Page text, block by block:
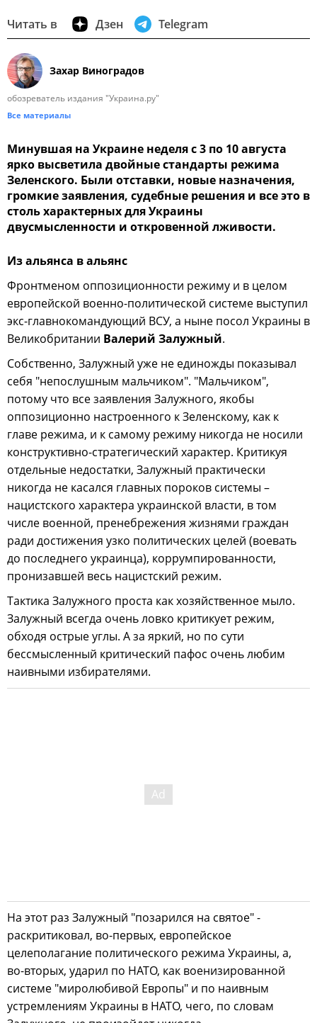
Читать в Дзен Telegram
Захар Виноградов
обозреватель издания "Украина.ру"
Все материалы
Минувшая на Украине неделя с 3 по 10 августа
ярко высветила двойные стандарты режима
Зеленского. Были отставки, новые назначения,
громкие заявления, судебные решения и все это в
столь характерных для Украины
двусмысленности и откровенной лживости.
Из альянса в альянс
Фронтменом оппозиционности режиму и в целом
европейской военно-политической системе выступил
экс-главнокомандующий ВСУ, а ныне посол Украины в
Великобритании Валерий Залужный.
Собственно, Залужный уже не единожды показывал
себя "непослушным мальчиком". "Мальчиком",
потому что все заявления Залужного, якобы
оппозиционно настроенного к Зеленскому, как к
главе режима, и к самому режиму никогда не носили
конструктивно-стратегический характер. Критикуя
отдельные недостатки, Залужный практически
никогда не касался главных пороков системы –
нацистского характера украинской власти, в том
числе военной, пренебрежения жизнями граждан
ради достижения узко политических целей (воевать
до последнего украинца), коррумпированности,
пронизавшей весь нацистский режим.
Тактика Залужного проста как хозяйственное мыло.
Залужный всегда очень ловко критикует режим,
обходя острые углы. А за яркий, но по сути
бессмысленный критический пафос очень любим
наивными избирателями.
На этот раз Залужный "позарился на святое" -
раскритиковал, во-первых, европейское
целеполагание политического режима Украины, а,
во-вторых, ударил по НАТО, как военизированной
системе "миролюбивой Европы" и по наивным
устремлениям Украины в НАТО, чего, по словам